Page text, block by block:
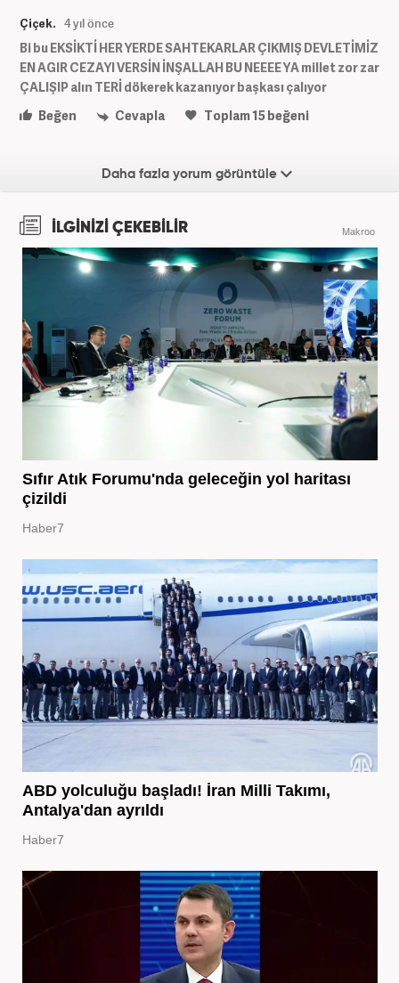
Çiçek. 4 yıl önce
Bi bu EKSİKTİ HER YERDE SAHTEKARLAR ÇIKMIŞ DEVLETİMİZ
EN AGIR CEZAYI VERSİN İNŞALLAH BU NEEEE YA millet zor zar
ÇALIŞIP alın TERİ dökerek kazanıyor başkası çalıyor
Beğen
Cevapla Toplam15beğeni
Daha fazla yorum görüntüle
İLGİNİZİ ÇEKEBİLİR Makroo
Sıfır Atık Forumu'nda geleceğin yol haritası
çizildi
Haber7
ABD yolculuğu başladı! İran Milli Takımı,
Antalya'dan ayrıldı
Haber7